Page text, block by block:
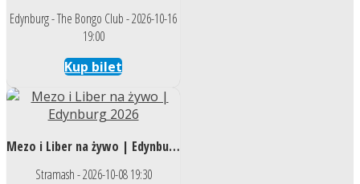
Edynburg - The Bongo Club - 2026-10-16
19:00
Kup bilet
Mezo i Liber na żywo | Edynburg 2026
Stramash - 2026-10-08 19:30